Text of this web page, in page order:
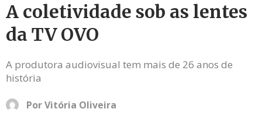
A coletividade sob as lentes
da TV OVO
A produtora audiovisual tem mais de 26 anos de
história
PorVitória Oliveira